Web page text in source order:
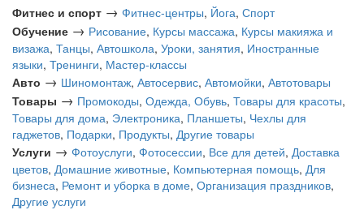
Фитнес и спорт → Фитнес-центры, Йога, Спорт
Обучение → Рисование, Курсы массажа, Курсы макияжа и
визажа, Танцы, Автошкола, Уроки, занятия, Иностранные
языки, Тренинги, Мастер-классы
Авто → Шиномонтаж, Автосервис, Автомойки, Автотовары
Товары → Промокоды, Одежда, Обувь, Товары для красоты,
Товары для дома, Электроника, Планшеты, Чехлы для
гаджетов, Подарки, Продукты, Другие товары
Услуги → Фотоуслуги, Фотосессии, Все для детей, Доставка
цветов, Домашние животные, Компьютерная помощь, Для
бизнеса, Ремонт и уборка в доме, Организация праздников,
Другие услуги